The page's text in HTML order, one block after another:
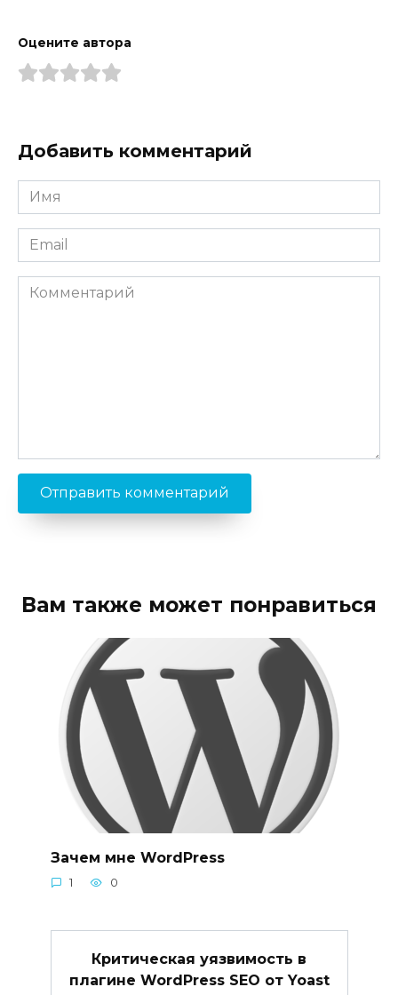
Оцените автора
Добавить комментарий
Имя
*
Email
*
Комментарий
Вам также может понравиться
Зачем мне WordPress
1 0
Критическая уязвимость в
плагине WordPress SEO от Yoast